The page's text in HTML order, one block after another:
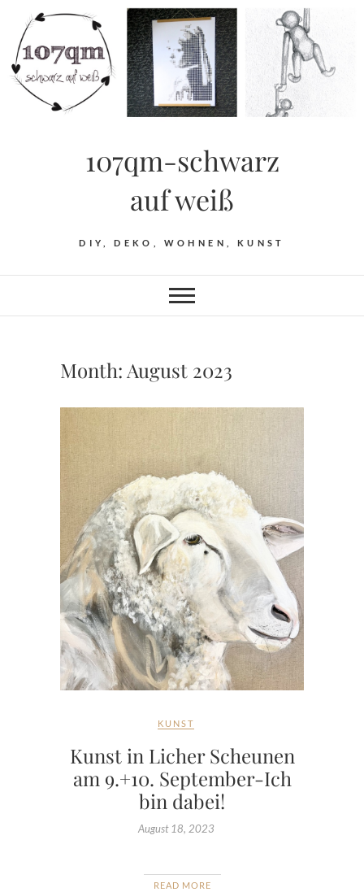
content
107qm-schwarz
auf weiß
DIY, DEKO, WOHNEN, KUNST
Month: August 2023
KUNST
Kunst in Licher Scheunen
am 9.+10. September-Ich
bin dabei!
August 18, 2023
READ MORE